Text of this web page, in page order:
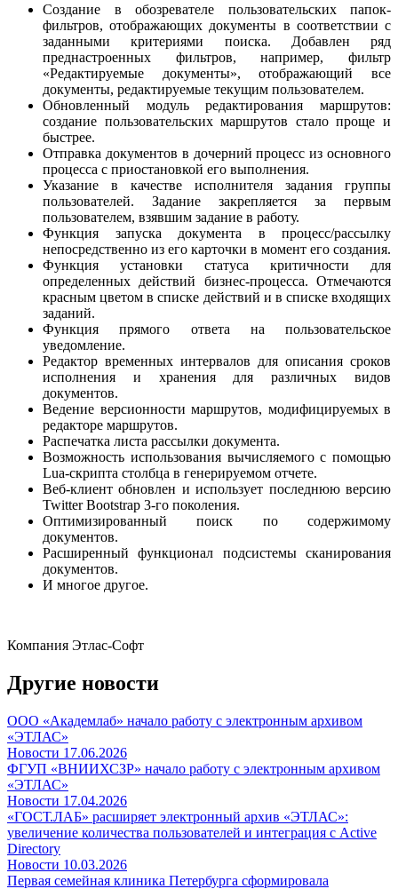
Создание в обозревателе пользовательских папок-
фильтров, отображающих документы в соответствии с
заданными критериями поиска. Добавлен ряд
преднастроенных фильтров, например, фильтр
«Редактируемые документы», отображающий все
документы, редактируемые текущим пользователем.
Обновленный модуль редактирования маршрутов:
создание пользовательских маршрутов стало проще и
быстрее.
Отправка документов в дочерний процесс из основного
процесса с приостановкой его выполнения.
Указание в качестве исполнителя задания группы
пользователей. Задание закрепляется за первым
пользователем, взявшим задание в работу.
Функция запуска документа в процесс/рассылку
непосредственно из его карточки в момент его создания.
Функция установки статуса критичности для
определенных действий бизнес-процесса. Отмечаются
красным цветом в списке действий и в списке входящих
заданий.
Функция прямого ответа на пользовательское
уведомление.
Редактор временных интервалов для описания сроков
исполнения и хранения для различных видов
документов.
Ведение версионности маршрутов, модифицируемых в
редакторе маршрутов.
Распечатка листа рассылки документа.
Возможность использования вычисляемого с помощью
Lua-скрипта столбца в генерируемом отчете.
Веб-клиент обновлен и использует последнюю версию
Twitter Bootstrap 3-го поколения.
Оптимизированный поиск по содержимому
документов.
Расширенный функционал подсистемы сканирования
документов.
И многое другое.
Компания Этлас-Софт
Другие новости
ООО «Академлаб» начало работу с электронным архивом
«ЭТЛАС»
Новости 17.06.2026
ФГУП «ВНИИХСЗР» начало работу с электронным архивом
«ЭТЛАС»
Новости 17.04.2026
«ГОСТ.ЛАБ» расширяет электронный архив «ЭТЛАС»:
увеличение количества пользователей и интеграция с Active
Directory
Новости 10.03.2026
Первая семейная клиника Петербурга сформировала